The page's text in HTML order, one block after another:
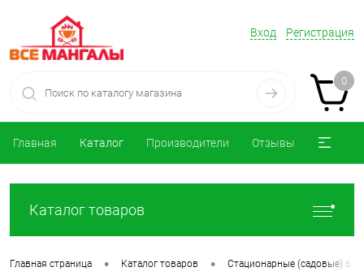
Вход Регистрация
0
Главная Каталог Производители Отзывы
Каталог товаров
Главная страница • Каталог товаров • Стационарные (садовые)